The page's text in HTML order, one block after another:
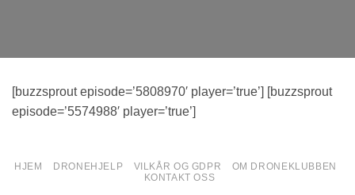
[buzzsprout episode=’5808970′ player=’true’] [buzzsprout
episode=’5574988′ player=’true’]
HJEM DRONEHJELP VILKÅR OG GDPR
OM DRONEKLUBBEN
KONTAKT OSS